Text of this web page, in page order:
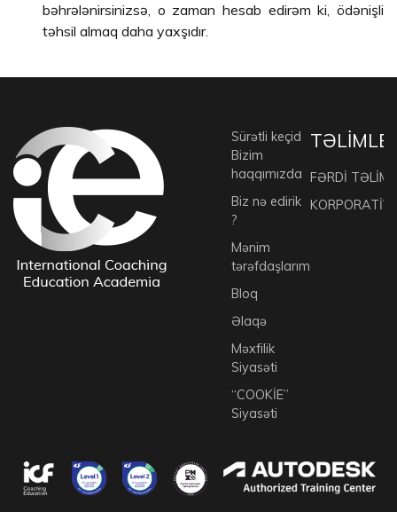
bəhrələnirsinizsə, o zaman hesab edirəm ki, ödənişli
təhsil almaq daha yaxşıdır.
Sürətli keçid
Bizim
haqqımızda
Biz nə edirik
?
Mənim
tərəfdaşlarım
Bloq
Əlaqə
Məxfilik
Siyasəti
“COOKİE”
Siyasəti
FƏRDİ
KORPORATİV